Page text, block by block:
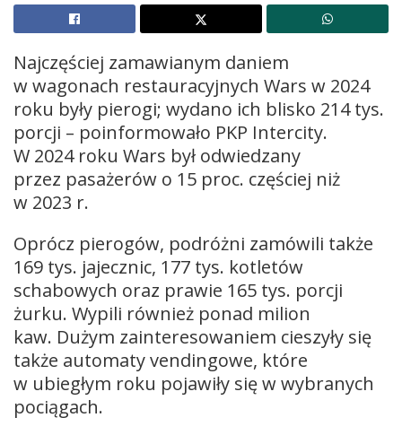
Najczęściej zamawianym daniem
w wagonach restauracyjnych Wars w 2024
roku były pierogi; wydano ich blisko 214 tys.
porcji – poinformowało PKP Intercity.
W 2024 roku Wars był odwiedzany
przez pasażerów o 15 proc. częściej niż
w 2023 r.
Oprócz pierogów, podróżni zamówili także
169 tys. jajecznic, 177 tys. kotletów
schabowych oraz prawie 165 tys. porcji
żurku. Wypili również ponad milion
kaw. Dużym zainteresowaniem cieszyły się
także automaty vendingowe, które
w ubiegłym roku pojawiły się w wybranych
pociągach.